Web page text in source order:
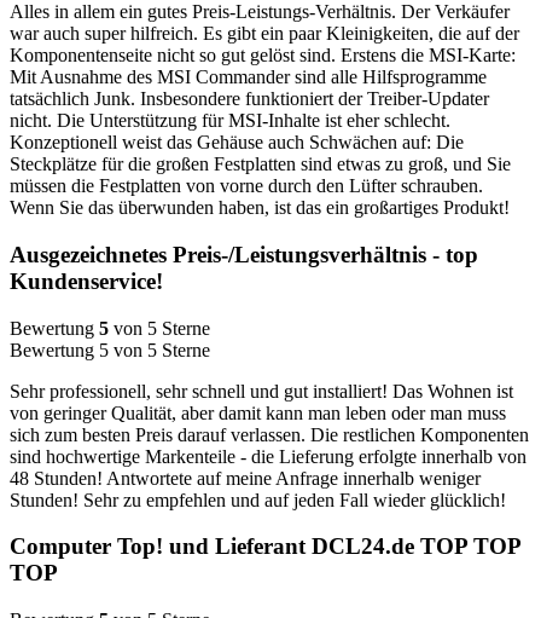
Alles in allem ein gutes Preis-Leistungs-Verhältnis. Der Verkäufer
war auch super hilfreich. Es gibt ein paar Kleinigkeiten, die auf der
Komponentenseite nicht so gut gelöst sind. Erstens die MSI-Karte:
Mit Ausnahme des MSI Commander sind alle Hilfsprogramme
tatsächlich Junk. Insbesondere funktioniert der Treiber-Updater
nicht. Die Unterstützung für MSI-Inhalte ist eher schlecht.
Konzeptionell weist das Gehäuse auch Schwächen auf: Die
Steckplätze für die großen Festplatten sind etwas zu groß, und Sie
müssen die Festplatten von vorne durch den Lüfter schrauben.
Wenn Sie das überwunden haben, ist das ein großartiges Produkt!
Ausgezeichnetes Preis-/Leistungsverhältnis - top
Kundenservice!
Bewertung 5 von 5 Sterne
Bewertung 5 von 5 Sterne
Sehr professionell, sehr schnell und gut installiert! Das Wohnen ist
von geringer Qualität, aber damit kann man leben oder man muss
sich zum besten Preis darauf verlassen. Die restlichen Komponenten
sind hochwertige Markenteile - die Lieferung erfolgte innerhalb von
48 Stunden! Antwortete auf meine Anfrage innerhalb weniger
Stunden! Sehr zu empfehlen und auf jeden Fall wieder glücklich!
Computer Top! und Lieferant DCL24.de TOP TOP
TOP